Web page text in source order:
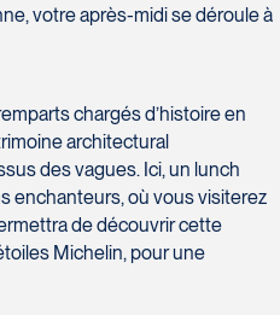
votre après-midi se déroule à
chargés d’histoire en
architectural
des vagues. Ici, un lunch
enchanteurs, où vous visiterez
de découvrir cette
Michelin, pour une